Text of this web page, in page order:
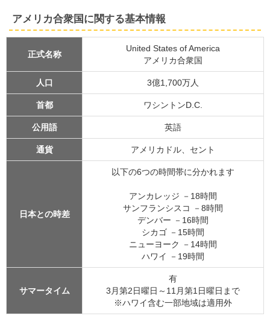
過ごしやすく治安もよいサンディエゴ留学のご案内
嫌いな人なんているの？ハワイ留学の人気に迫る
アメリカ留学ならあなたにぴったりの都市がきっと見つか
アメリカ留学で迷っているなら無料相談・見積、
アメリカ合衆国に関する基本情報
正式名称
United States of America
アメリカ合衆国
人口 3億1,700万人
首都 ワシントンD.C.
公用語 英語
通貨 アメリカドル、セント
日本との時差
以下の6つの時間帯に分かれます
アンカレッジ －18時間
サンフランシスコ －8時間
デンバー －16時間
シカゴ －15時間
ニューヨーク －14時間
ハワイ －19時間
サマータイム
有
3月第2日曜日～11月第1日曜日まで
※ハワイ含む一部地域は適用外